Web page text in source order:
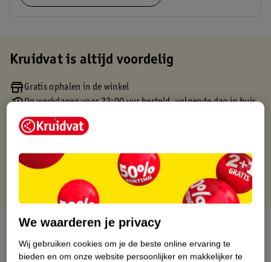
Kruidvat is altijd voordelig
Gratis ophalen in de winkel
Op werkdagen voor 22:00 uur besteld, volgende dag in huis
Gratis thuisbezorgd vanaf 50.00
Gratis retourneren binnen 30 dagen
Over dit product
Productinformatie
We waarderen je privacy
Wij gebruiken cookies om je de beste online ervaring te
bieden en om onze website persoonlijker en makkelijker te